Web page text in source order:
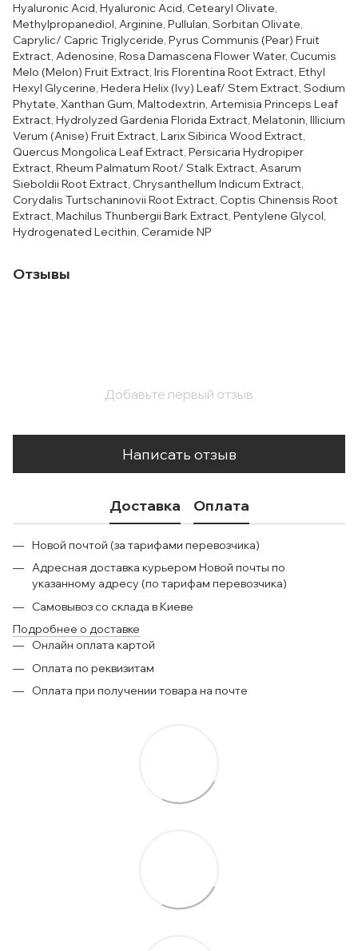
Hyaluronic Acid, Hyaluronic Acid, Cetearyl Olivate,
Methylpropanediol, Arginine, Pullulan, Sorbitan Olivate,
Caprylic/ Capric Triglyceride, Pyrus Communis (Pear) Fruit
Extract, Adenosine, Rosa Damascena Flower Water, Cucumis
Melo (Melon) Fruit Extract, Iris Florentina Root Extract, Ethyl
Hexyl Glycerine, Hedera Helix (Ivy) Leaf/ Stem Extract, Sodium
Phytate, Xanthan Gum, Maltodextrin, Artemisia Princeps Leaf
Extract, Hydrolyzed Gardenia Florida Extract, Melatonin, Illicium
Verum (Anise) Fruit Extract, Larix Sibirica Wood Extract,
Quercus Mongolica Leaf Extract, Persicaria Hydropiper
Extract, Rheum Palmatum Root/ Stalk Extract, Asarum
Sieboldii Root Extract, Chrysanthellum Indicum Extract,
Corydalis Turtschaninovii Root Extract, Coptis Chinensis Root
Extract, Machilus Thunbergii Bark Extract, Pentylene Glycol,
Hydrogenated Lecithin, Ceramide NP
Отзывы
Добавьте первый отзыв
Написать отзыв
Доставка Оплата
Новой почтой (за тарифами перевозчика)
Адресная доставка курьером Новой почты по
указанному адресу (по тарифам перевозчика)
Самовывоз со склада в Киеве
Подробнее о доставке
Онлайн оплата картой
Оплата по реквизитам
Оплата при получении товара на почте